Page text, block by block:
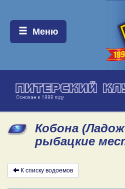
Меню:
Меню
Кобона
рыбацкие
К списку водоемов